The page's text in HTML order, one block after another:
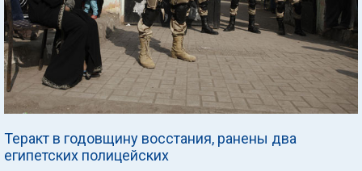
Теракт в годовщину восстания, ранены два
египетских полицейских